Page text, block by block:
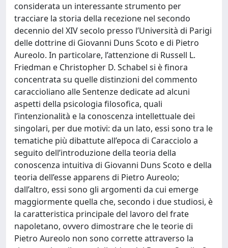
considerata un interessante strumento per
tracciare la storia della recezione nel secondo
decennio del XIV secolo presso l’Università di Parigi
delle dottrine di Giovanni Duns Scoto e di Pietro
Aureolo. In particolare, l’attenzione di Russell L.
Friedman e Christopher D. Schabel si è finora
concentrata su quelle distinzioni del commento
caraccioliano alle Sentenze dedicate ad alcuni
aspetti della psicologia filosofica, quali
l’intenzionalità e la conoscenza intellettuale dei
singolari, per due motivi: da un lato, essi sono tra le
tematiche più dibattute all’epoca di Caracciolo a
seguito dell’introduzione della teoria della
conoscenza intuitiva di Giovanni Duns Scoto e della
teoria dell’esse apparens di Pietro Aureolo;
dall’altro, essi sono gli argomenti da cui emerge
maggiormente quella che, secondo i due studiosi, è
la caratteristica principale del lavoro del frate
napoletano, ovvero dimostrare che le teorie di
Pietro Aureolo non sono corrette attraverso la